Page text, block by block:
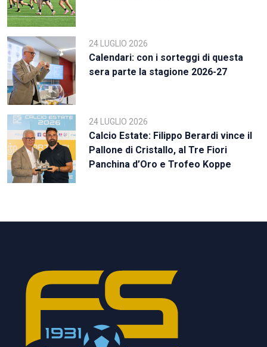
24 LUGLIO 2026
Calendari: con i sorteggi di questa
sera parte la stagione 2026-27
24 LUGLIO 2026
Calcio Estate: Filippo Berardi vince il
Pallone di Cristallo, al Tre Fiori
Panchina d’Oro e Trofeo Koppe